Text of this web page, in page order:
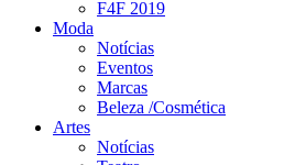
F4F 2019
Moda
Notícias
Eventos
Marcas
Beleza /Cosmética
Artes
Notícias